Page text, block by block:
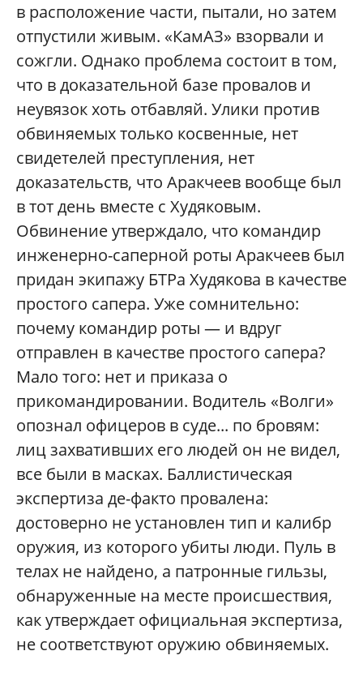
в расположение части, пытали, но затем
отпустили живым. «КамАЗ» взорвали и
сожгли. Однако проблема состоит в том,
что в доказательной базе провалов и
неувязок хоть отбавляй. Улики против
обвиняемых только косвенные, нет
свидетелей преступления, нет
доказательств, что Аракчеев вообще был
в тот день вместе с Худяковым.
Обвинение утверждало, что командир
инженерно-саперной роты Аракчеев был
придан экипажу БТРа Худякова в качестве
простого сапера. Уже сомнительно:
почему командир роты — и вдруг
отправлен в качестве простого сапера?
Мало того: нет и приказа о
прикомандировании. Водитель «Волги»
опознал офицеров в суде... по бровям:
лиц захвативших его людей он не видел,
все были в масках. Баллистическая
экспертиза де-факто провалена:
достоверно не установлен тип и калибр
оружия, из которого убиты люди. Пуль в
телах не найдено, а патронные гильзы,
обнаруженные на месте происшествия,
как утверждает официальная экспертиза,
не соответствуют оружию обвиняемых.